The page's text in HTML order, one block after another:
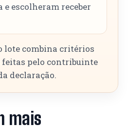
escolheram receber
lote combina critérios
feitas pelo contribuinte
declaração.
mais